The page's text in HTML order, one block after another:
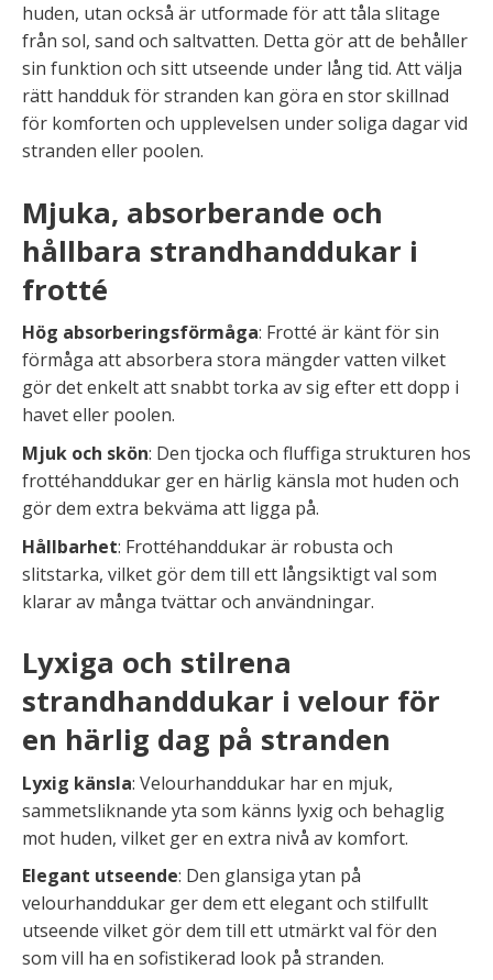
huden, utan också är utformade för att tåla slitage
från sol, sand och saltvatten. Detta gör att de behåller
sin funktion och sitt utseende under lång tid. Att välja
rätt handduk för stranden kan göra en stor skillnad
för komforten och upplevelsen under soliga dagar vid
stranden eller poolen.
Mjuka, absorberande och
hållbara strandhanddukar i
frotté
Hög absorberingsförmåga: Frotté är känt för sin
förmåga att absorbera stora mängder vatten vilket
gör det enkelt att snabbt torka av sig efter ett dopp i
havet eller poolen.
Mjuk och skön: Den tjocka och fluffiga strukturen hos
frottéhanddukar ger en härlig känsla mot huden och
gör dem extra bekväma att ligga på.
Hållbarhet: Frottéhanddukar är robusta och
slitstarka, vilket gör dem till ett långsiktigt val som
klarar av många tvättar och användningar.
Lyxiga och stilrena
strandhanddukar i velour för
en härlig dag på stranden
Lyxig känsla: Velourhanddukar har en mjuk,
sammetsliknande yta som känns lyxig och behaglig
mot huden, vilket ger en extra nivå av komfort.
Elegant utseende: Den glansiga ytan på
velourhanddukar ger dem ett elegant och stilfullt
utseende vilket gör dem till ett utmärkt val för den
som vill ha en sofistikerad look på stranden.